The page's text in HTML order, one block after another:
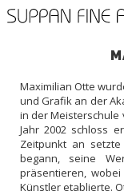
DIE GALERIE
KONTAKT
Maximilian Otte
und Grafik an der
in der Meisterschule
Jahr 2002 schloss
Zeitpunkt an
begann, seine
präsentieren,
Künstler etablierte.